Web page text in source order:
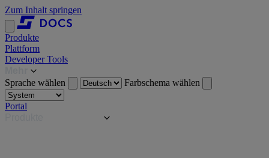
Zum Inhalt springen
Produkte
Plattform
Developer Tools
Sprache wählen
Farbschema wählen
Portal